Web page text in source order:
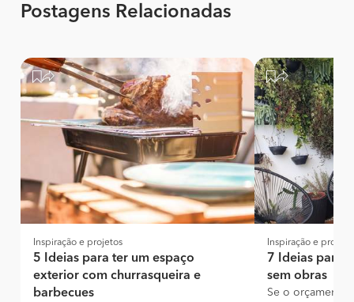
Postagens Relacionadas
Inspiração e projetos
5 Ideias para ter um espaço
exterior com churrasqueira e
barbecues
Inspiração e
7 Ideias para
sem obras
Se o orçamento